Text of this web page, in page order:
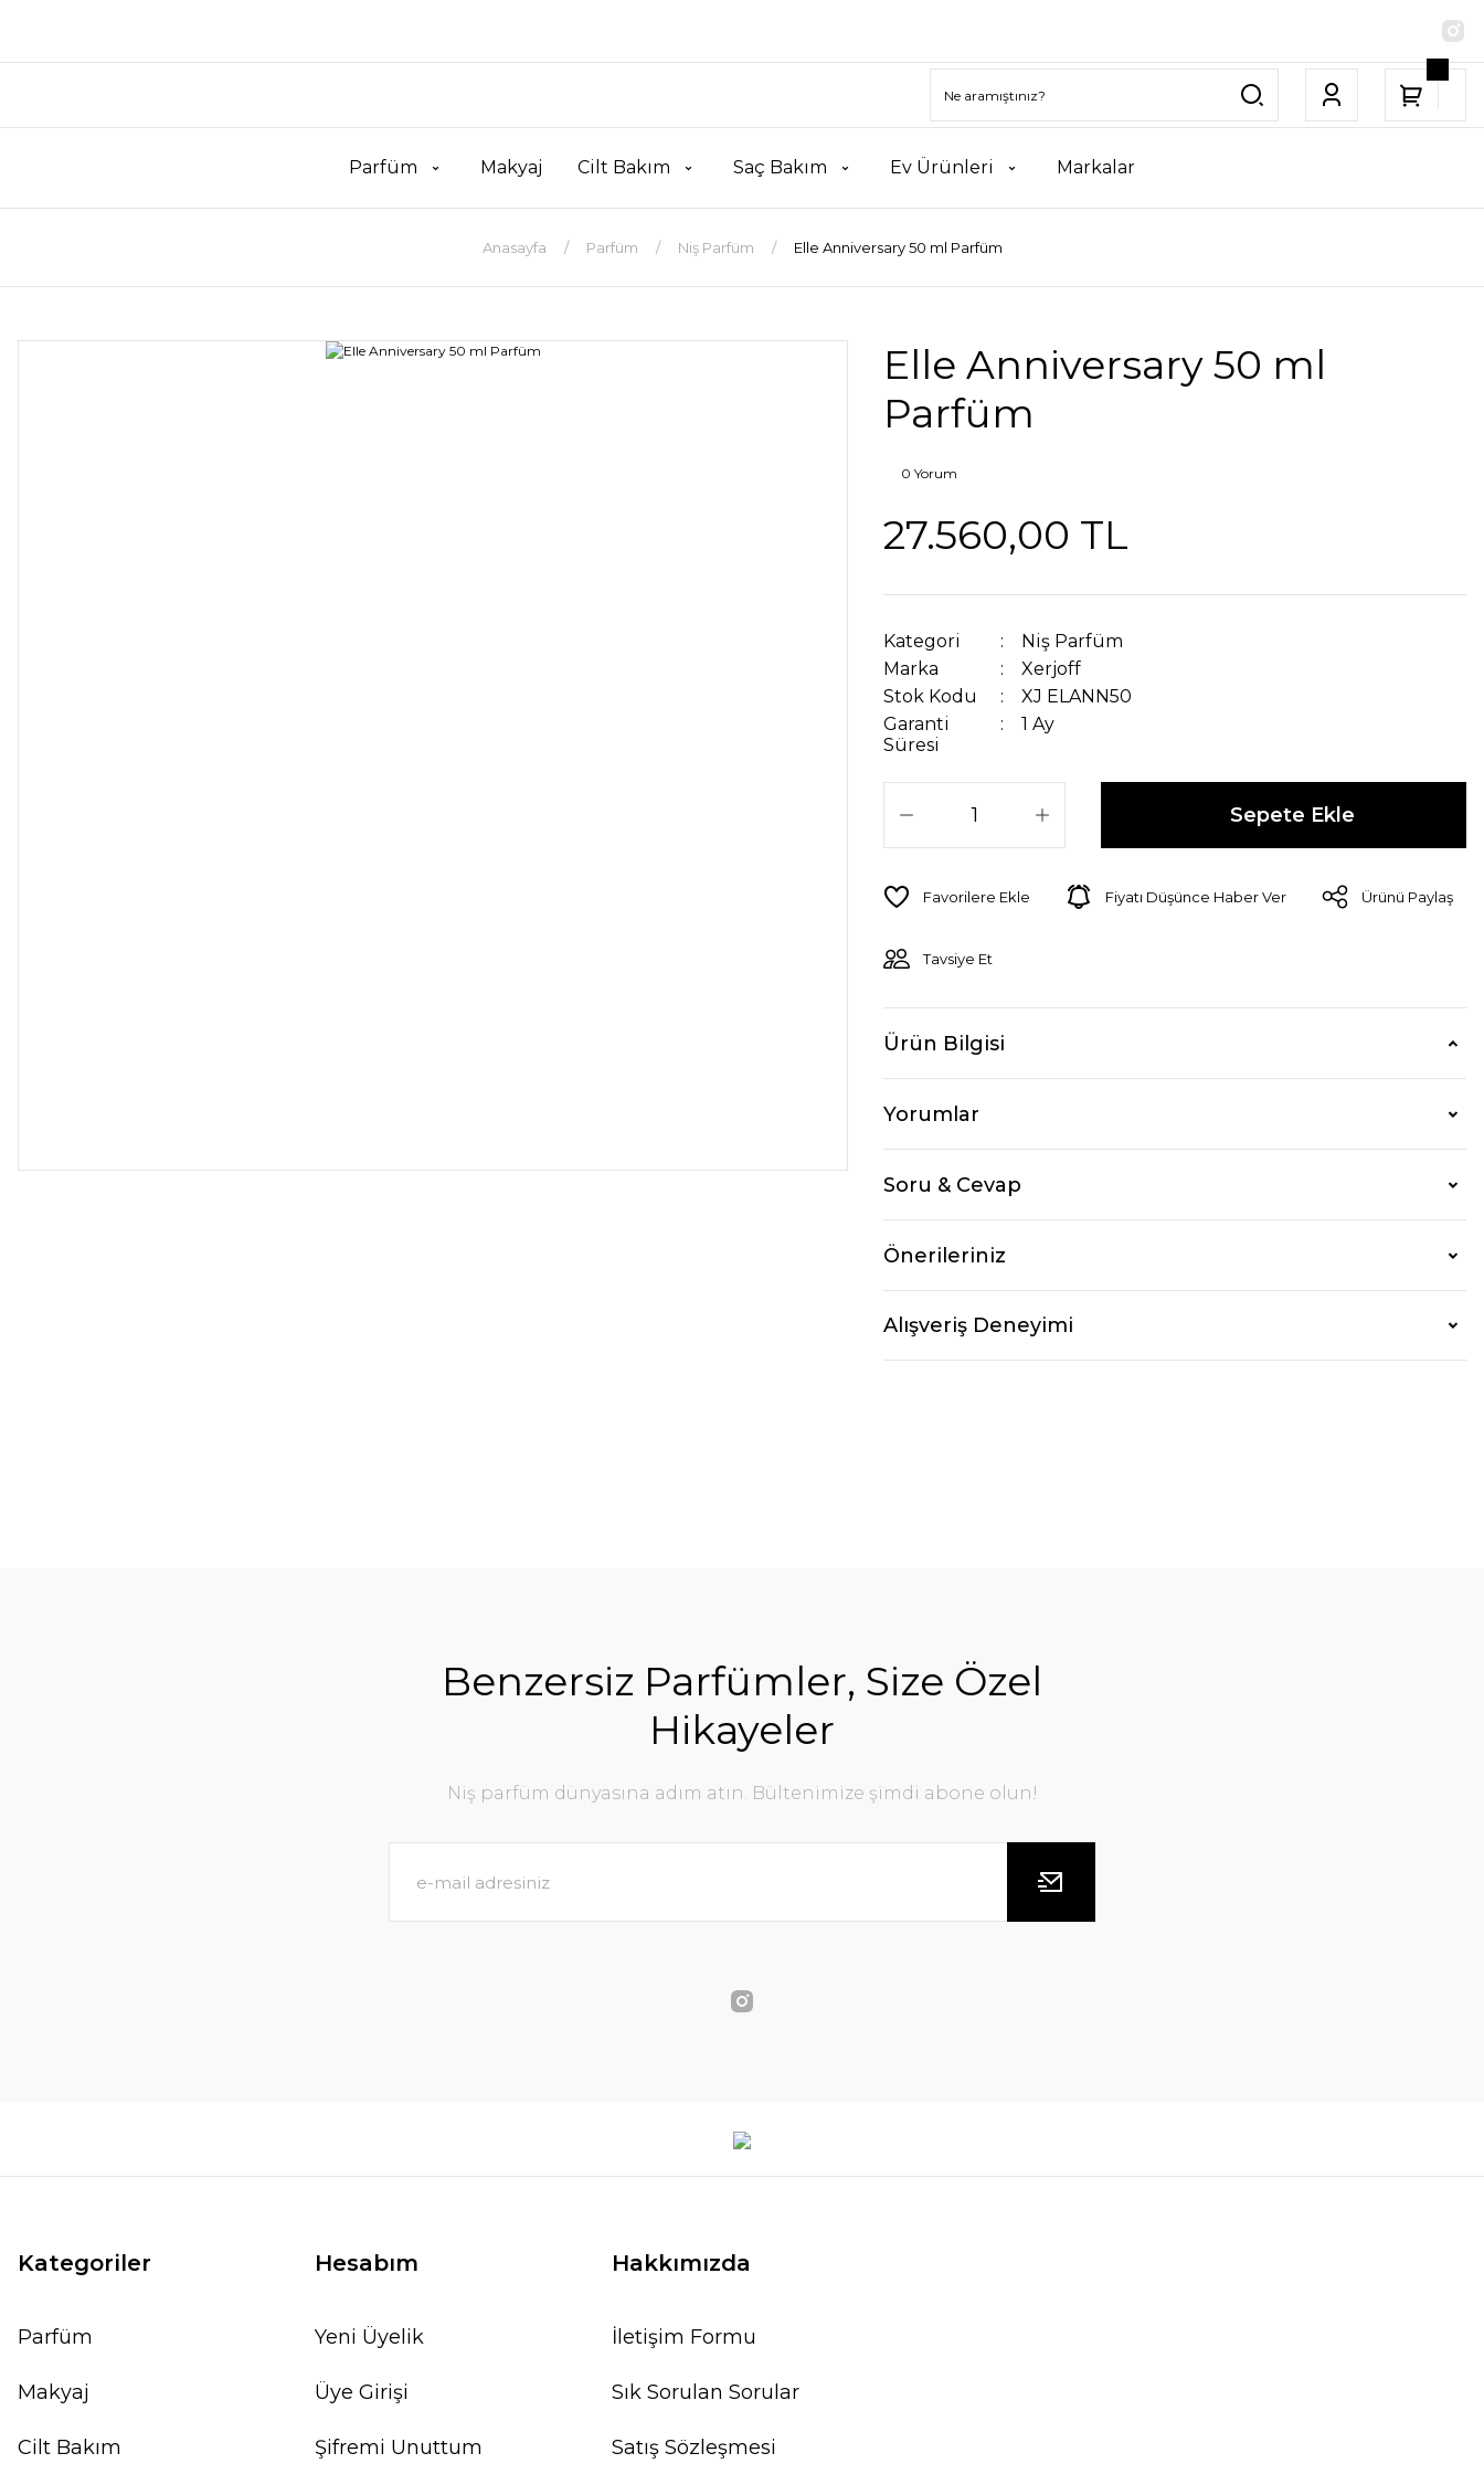
Parfüm Makyaj Cilt Bakım Saç Bakım Ev Ürünleri Markalar
Anasayfa Parfüm Niş Parfüm Elle Anniversary 50 ml Parfüm
Elle Anniversary 50 ml
Parfüm
0 Yorum
27.560,00 TL
Kategori
Niş Parfüm
Marka
Xerjoff
Stok Kodu
XJ ELANN50
Garanti
Süresi
1 Ay
Sepete Ekle
Fiyatı Düşünce Haber Ver Ürünü Paylaş
Tavsiye Et
Ürün Bilgisi
Yorumlar
Soru & Cevap
Önerileriniz
Alışveriş Deneyimi
Benzersiz Parfümler, Size Özel
Hikayeler
Niş parfüm dünyasına adım atın. Bültenimize şimdi abone olun!
Kategoriler
Parfüm
Makyaj
Cilt Bakım
Hesabım
Yeni Üyelik
Üye Girişi
Şifremi Unuttum
Hakkımızda
İletişim Formu
Sık Sorulan Sorular
Satış Sözleşmesi